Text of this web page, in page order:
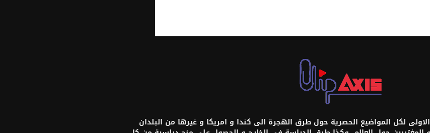
لكل المواضيع الحصرية حول طرق الهجرة الى كندا و امريكا و غيرها من البلدان